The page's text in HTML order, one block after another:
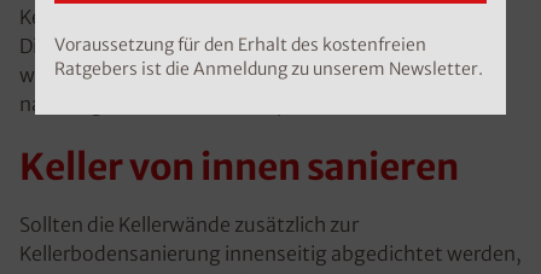
Kellerböden zum Einsatz, welches bereits ab einer
Dicke von ca. 4mm kapillar- und dampfbremsend
wirkt. Somit kann auf das aufwendige Erstellen einer
nachträglichen Betonbodenplatte verzichtet werden.
Keller von innen sanieren
Sollten die Kellerwände zusätzlich zur
Kellerbodensanierung innenseitig abgedichtet werden,
Voraussetzung für den Erhalt des kostenfreien
Ratgebers ist die Anmeldung zu unserem Newsletter.